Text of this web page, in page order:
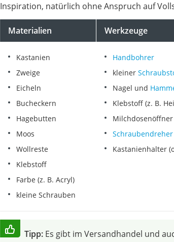
Inspiration, natürlich ohne Anspruch auf
Materialien Werkzeuge
Kastanien
Zweige
Eicheln
Bucheckern
Hagebutten
Moos
Wollreste
Klebstoff
Farbe (z. B. Acryl)
kleine Schrauben
Handbohrer
kleiner
Nagel und
Klebstoff (z. B.
Milchdosenöffner
Schraubendreher
Kastanienhalter
Tipp:Es gibt im Versandhandel und